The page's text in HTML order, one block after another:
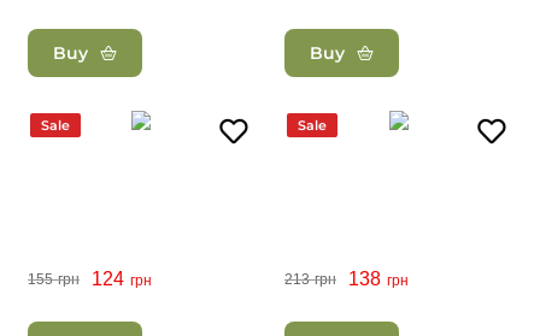
Buy Buy
Sale
155 грн 124 грн
Sale
213 грн 138 грн